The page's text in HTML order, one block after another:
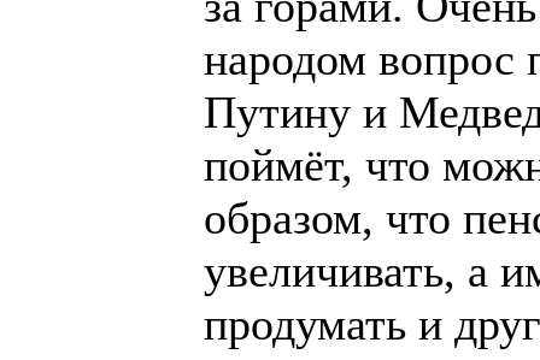
народом вопрос
Путину и
поймёт, что
образом, что
увеличивать, а
продумать и